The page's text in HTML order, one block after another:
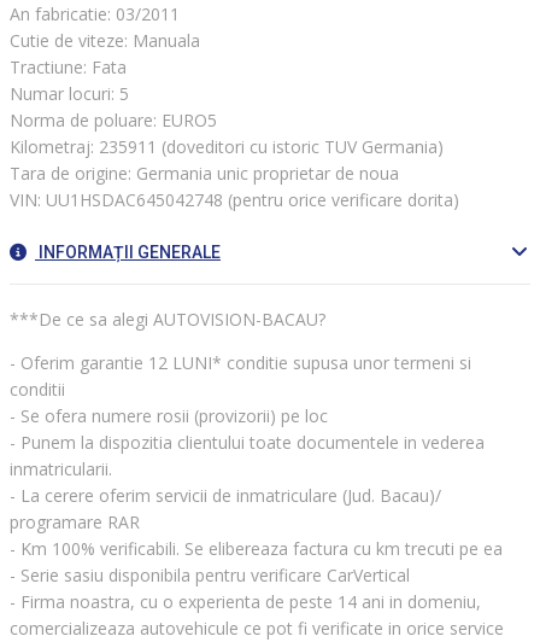
An fabricatie: 03/2011
Cutie de viteze: Manuala
Tractiune: Fata
Numar locuri: 5
Norma de poluare: EURO5
Kilometraj: 235911 (doveditori cu istoric TUV Germania)
Tara de origine: Germania unic proprietar de noua
VIN: UU1HSDAC645042748 (pentru orice verificare dorita)
INFORMAȚII GENERALE
***De ce sa alegi AUTOVISION-BACAU?
- Oferim garantie 12 LUNI* conditie supusa unor termeni si
conditii
- Se ofera numere rosii (provizorii) pe loc
- Punem la dispozitia clientului toate documentele in vederea
inmatricularii.
- La cerere oferim servicii de inmatriculare (Jud. Bacau)/
programare RAR
- Km 100% verificabili. Se elibereaza factura cu km trecuti pe ea
- Serie sasiu disponibila pentru verificare CarVertical
- Firma noastra, cu o experienta de peste 14 ani in domeniu,
comercializeaza autovehicule ce pot fi verificate in orice service